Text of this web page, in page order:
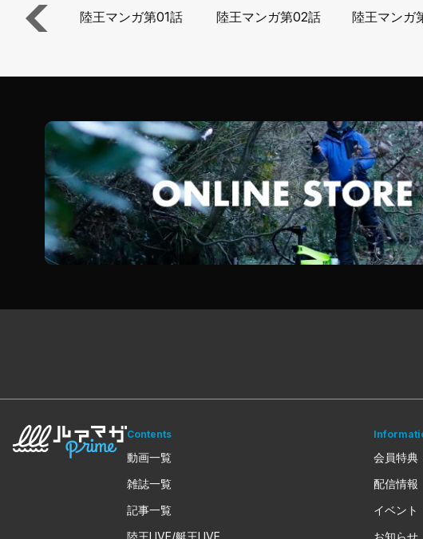
陸王マンガ第01話 陸王マンガ第02話 陸王マンガ
Contents
動画一覧
雑誌一覧
記事一覧
陸王LIVE/艇王LIVE
会員特典
配信情報
イベント
お知らせ